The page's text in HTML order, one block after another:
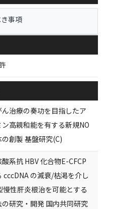
事項
ん治療の奏功を目指したア
ン高親和能を有する新規NO
創製 基盤研究(C)
系抗 HBV 化合物E-CFCP
cccDNA の減衰/枯渇を介し
慢性肝炎根治を可能とする
研究・開発 国内共同研究